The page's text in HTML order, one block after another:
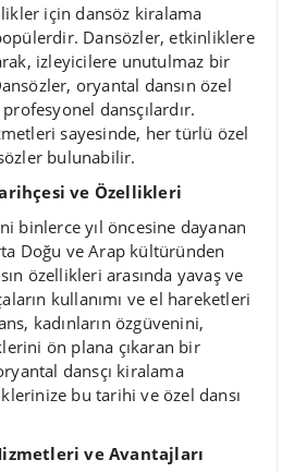
için dansöz kiralama
Dansözler, etkinliklere
izleyicilere unutulmaz bir
oryantal dansın özel
dansçılardır.
sayesinde, her türlü özel
bulunabilir.
ve Özellikleri
binlerce yıl öncesine dayanan
Doğu ve Arap kültüründen
özellikleri arasında yavaş ve
kullanımı ve el hareketleri
kadınların özgüvenini,
ön plana çıkaran bir
dansçı kiralama
bu tarihi ve özel dansı
ve Avantajları